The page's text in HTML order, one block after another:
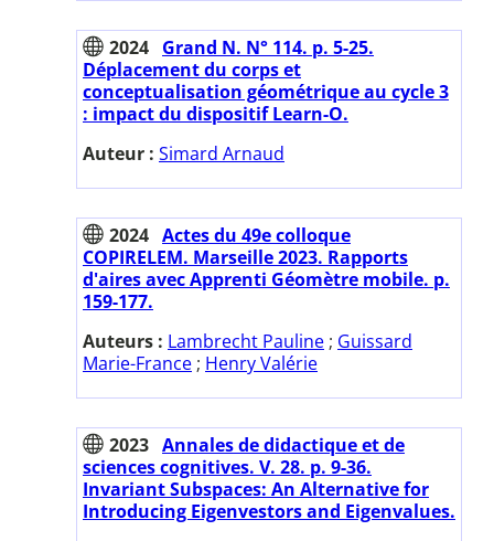
2024 Grand N. N° 114. p. 5-25.
Déplacement du corps et
conceptualisation géométrique au cycle 3
: impact du dispositif Learn-O.
Auteur : Simard Arnaud
2024 Actes du 49e colloque
COPIRELEM. Marseille 2023. Rapports
d'aires avec Apprenti Géomètre mobile. p.
159-177.
Auteurs : Lambrecht Pauline ; Guissard
Marie-France ; Henry Valérie
2023 Annales de didactique et de
sciences cognitives. V. 28. p. 9-36.
Invariant Subspaces: An Alternative for
Introducing Eigenvestors and Eigenvalues.